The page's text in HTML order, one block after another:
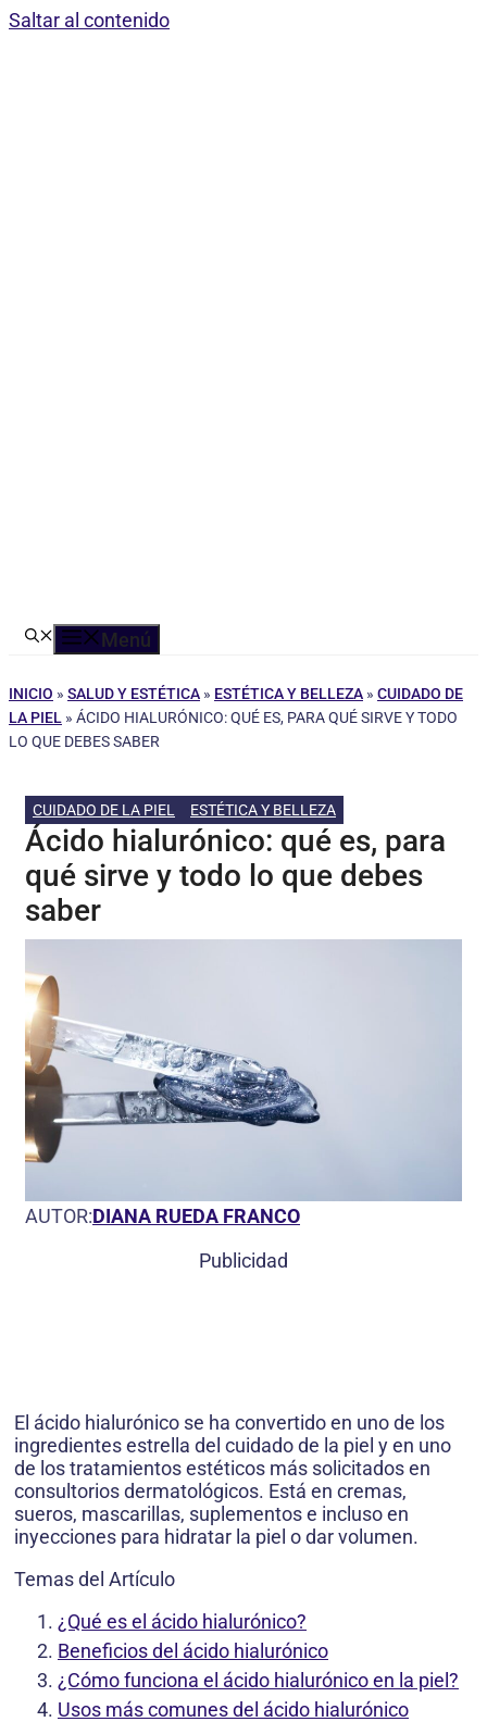
Saltar al contenido
Menú
INICIO » SALUD Y ESTÉTICA » ESTÉTICA Y BELLEZA » CUIDADO DE
LA PIEL » ÁCIDO HIALURÓNICO: QUÉ ES, PARA QUÉ SIRVE Y TODO
LO QUE DEBES SABER
CUIDADO DE LA PIEL ESTÉTICA Y BELLEZA
Ácido hialurónico: qué es, para
qué sirve y todo lo que debes
saber
AUTOR:DIANA RUEDA FRANCO
Publicidad
El ácido hialurónico se ha convertido en uno de los
ingredientes estrella del cuidado de la piel y en uno
de los tratamientos estéticos más solicitados en
consultorios dermatológicos. Está en cremas,
sueros, mascarillas, suplementos e incluso en
inyecciones para hidratar la piel o dar volumen.
Temas del Artículo
¿Qué es el ácido hialurónico?
Beneficios del ácido hialurónico
¿Cómo funciona el ácido hialurónico en la piel?
Usos más comunes del ácido hialurónico